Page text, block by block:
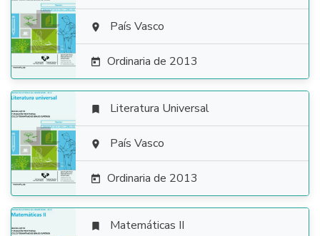
  País Vasco
 Ordinaria de 2013

 Literatura Universal
 País Vasco
 Ordinaria de 2013
 Matemáticas II